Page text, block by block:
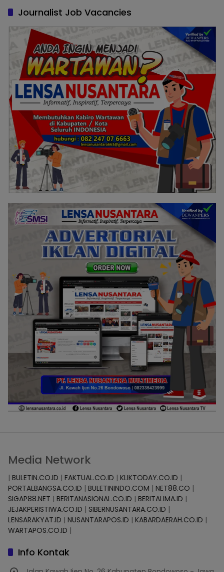
Journalist Job Vacancies
Media Network
| BULETIN.CO.ID | FAKTUAL.CO.ID | KLIKTODAY.CO.ID |
PORTALBANGSA.CO.ID | BULETININDO.COM | NET88.CO |
SIGAP88.NET | BERITANASIONAL.CO.ID | BERITALIMA.ID |
JEJAKPERISTIWA.CO.ID | SIBERNUSANTARA.CO.ID |
LENSARAKYAT.ID | NUSANTARAPOS.ID | KABARDAERAH.CO.ID |
WARTAPOS.CO.ID |
Info Kontak